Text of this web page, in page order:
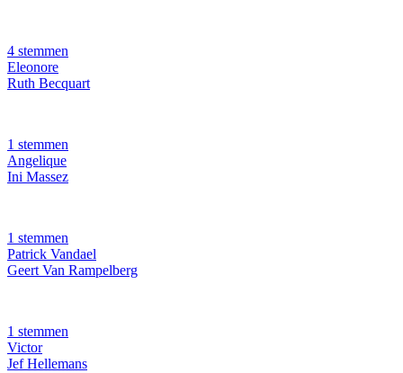
4 stemmen
Eleonore
Ruth Becquart
1 stemmen
Angelique
Ini Massez
1 stemmen
Patrick Vandael
Geert Van Rampelberg
1 stemmen
Victor
Jef Hellemans